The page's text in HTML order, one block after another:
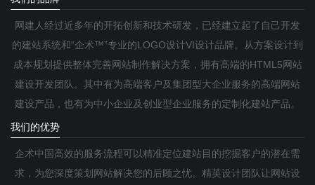
网建人经过近多年的开拓创新和技术研发，已经建立起了自己开发
的建站系统和“企术™”专业的LOGO设计VI设计品牌。从方案设计到
成本规划提供整体完善网站制作解决方案，拥有高端的HTML5网站
建设开发团队。其中有为高端客户及集团型大企业服务的高端网站
建设产品，也有为中小企业及创业型企业服务的定制化建站产品。
我们的优势
企术中国高效的服务流程可以精准定位建站目的挖掘客户的潜在需
求，为您深度策划网站解决您的后顾之忧。精英设计团队让网站设